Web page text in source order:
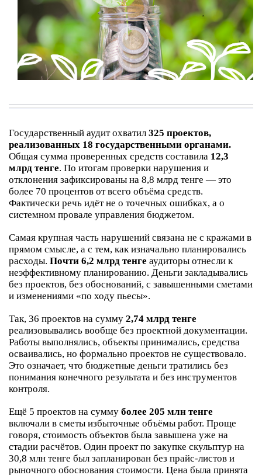
Государственный аудит охватил 325 проектов,
реализованных 18 государственными органами.
Общая сумма проверенных средств составила 12,3
млрд тенге. По итогам проверки нарушения и
отклонения зафиксированы на 8,8 млрд тенге — это
более 70 процентов от всего объёма средств.
Фактически речь идёт не о точечных ошибках, а о
системном провале управления бюджетом.
Самая крупная часть нарушений связана не с кражами в
прямом смысле, а с тем, как изначально планировались
расходы. Почти 6,2 млрд тенге аудиторы отнесли к
неэффективному планированию. Деньги закладывались
без проектов, без обоснований, с завышенными сметами
и изменениями «по ходу пьесы».
Так, 36 проектов на сумму 2,74 млрд тенге
реализовывались вообще без проектной документации.
Работы выполнялись, объекты принимались, средства
осваивались, но формально проектов не существовало.
Это означает, что бюджетные деньги тратились без
понимания конечного результата и без инструментов
контроля.
Ещё 5 проектов на сумму более 205 млн тенге
включали в сметы избыточные объёмы работ. Проще
говоря, стоимость объектов была завышена уже на
стадии расчётов. Один проект по закупке скульптур на
30,8 млн тенге был запланирован без прайс-листов и
рыночного обоснования стоимости. Цена была принята